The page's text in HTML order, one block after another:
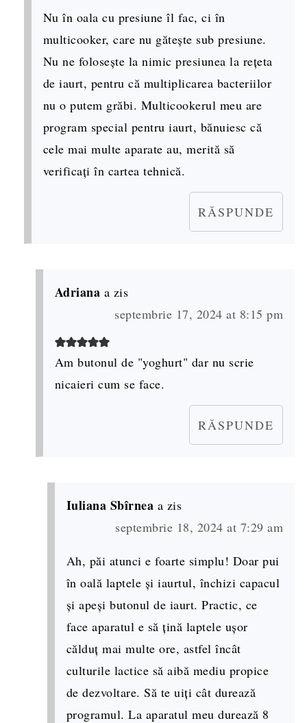
Nu în oala cu presiune îl fac, ci în
multicooker, care nu gătește sub presiune.
Nu ne folosește la nimic presiunea la rețeta
de iaurt, pentru că multiplicarea bacteriilor
nu o putem grăbi. Multicookerul meu are
program special pentru iaurt, bănuiesc că
cele mai multe aparate au, merită să
verificați în cartea tehnică.
RĂSPUNDE
Adriana a zis
septembrie 17, 2024 at 8:15 pm
Am butonul de "yoghurt" dar nu scrie
nicaieri cum se face.
RĂSPUNDE
Iuliana Sbîrnea a zis
septembrie 18, 2024 at 7:29 am
Ah, păi atunci e foarte simplu! Doar pui
în oală laptele și iaurtul, închizi capacul
și apeși butonul de iaurt. Practic, ce
face aparatul e să țină laptele ușor
călduț mai multe ore, astfel încât
culturile lactice să aibă mediu propice
de dezvoltare. Să te uiți cât durează
programul. La aparatul meu durează 8